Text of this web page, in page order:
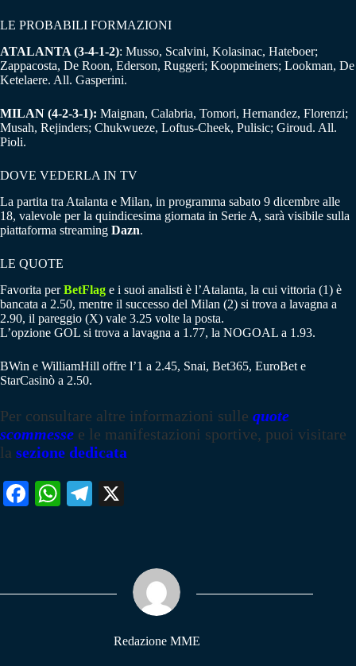
LE PROBABILI FORMAZIONI
ATALANTA (3-4-1-2): Musso, Scalvini, Kolasinac, Hateboer;
Zappacosta, De Roon, Ederson, Ruggeri; Koopmeiners; Lookman, De
Ketelaere. All. Gasperini.
MILAN (4-2-3-1): Maignan, Calabria, Tomori, Hernandez, Florenzi;
Musah, Rejinders; Chukwueze, Loftus-Cheek, Pulisic; Giroud. All.
Pioli.
DOVE VEDERLA IN TV
La partita tra Atalanta e Milan, in programma sabato 9 dicembre alle
18, valevole per la quindicesima giornata in Serie A, sarà visibile sulla
piattaforma streaming Dazn.
LE QUOTE
Favorita perBetFlag e i suoi analisti è l’Atalanta, la cui vittoria (1) è
bancata a 2.50, mentre il successo del Milan (2) si trova a lavagna a
2.90, il pareggio (X) vale 3.25 volte la posta.
L’opzione GOL si trova a lavagna a 1.77, la NOGOAL a 1.93.
BWin e WilliamHill offre l’1 a 2.45, Snai, Bet365, EuroBet e
StarCasinò a 2.50.
Per consultare altre informazioni sulle quote
scommesse e le manifestazioni sportive, puoi visitare
la sezione dedicata
Fa W
pp
Te
m
Redazione MME